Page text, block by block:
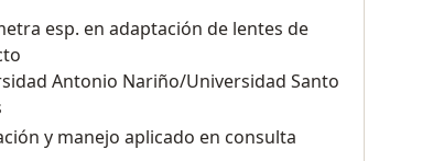
esp. en adaptación de lentes de
Antonio Nariño/Universidad Santo
y manejo aplicado en consulta